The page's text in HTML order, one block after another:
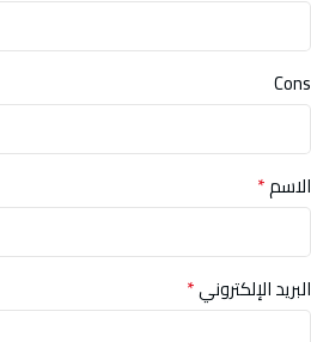
Cons
الاسم*
البريد الإلكتروني*